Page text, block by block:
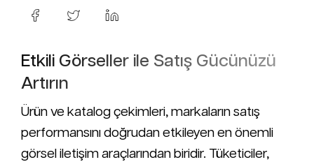
Etkili Görseller ile Satış Gücünüzü
Artırın
Ürün ve katalog çekimleri, markaların satış
performansını doğrudan etkileyen en önemli
görsel iletişim araçlarından biridir. Tüketiciler,